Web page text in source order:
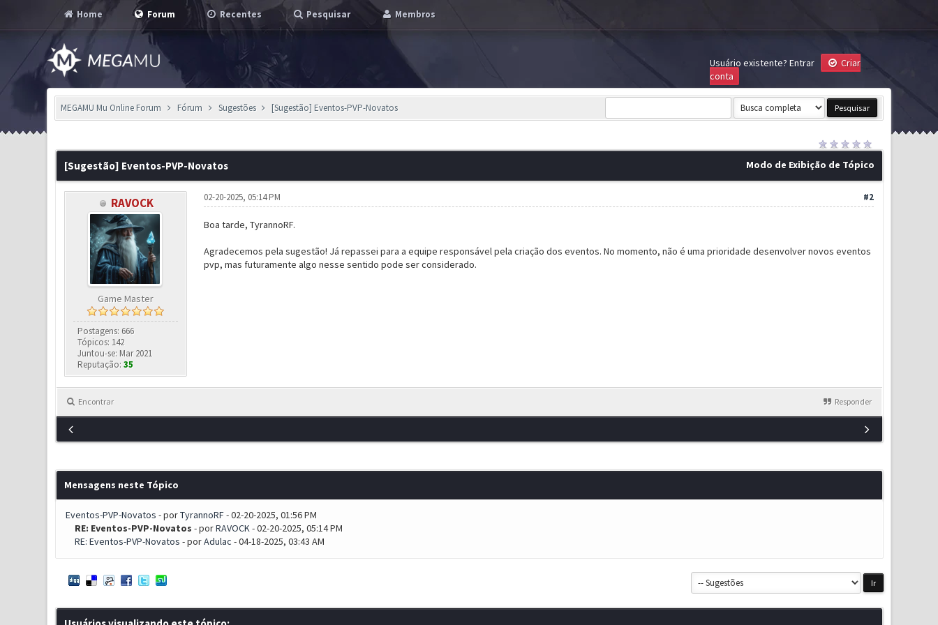
Home Forum Recentes Pesquisar Membros
Usuário existente? Entrar
Criar
conta
MEGAMU Mu Online Forum Fórum Sugestões [Sugestão] Eventos-PVP-Novatos
Modo de Exibição de Tópico
[Sugestão] Eventos-PVP-Novatos
RAVOCK
Game Master
Postagens: 666
Tópicos: 142
Juntou-se: Mar 2021
Reputação:35
#2
02-20-2025, 05:14 PM
Boa tarde, TyrannoRF.
Agradecemos pela sugestão! Já repassei para a equipe responsável pela criação dos eventos. No momento, não é uma prioridade desenvolver novos eventos
pvp, mas futuramente algo nesse sentido pode ser considerado.
Encontrar Responder
Mensagens neste Tópico
Eventos-PVP-Novatos - porTyrannoRF- 02-20-2025, 01:56 PM
RE: Eventos-PVP-Novatos - porRAVOCK- 02-20-2025, 05:14 PM
RE: Eventos-PVP-Novatos - porAdulac - 04-18-2025, 03:43 AM